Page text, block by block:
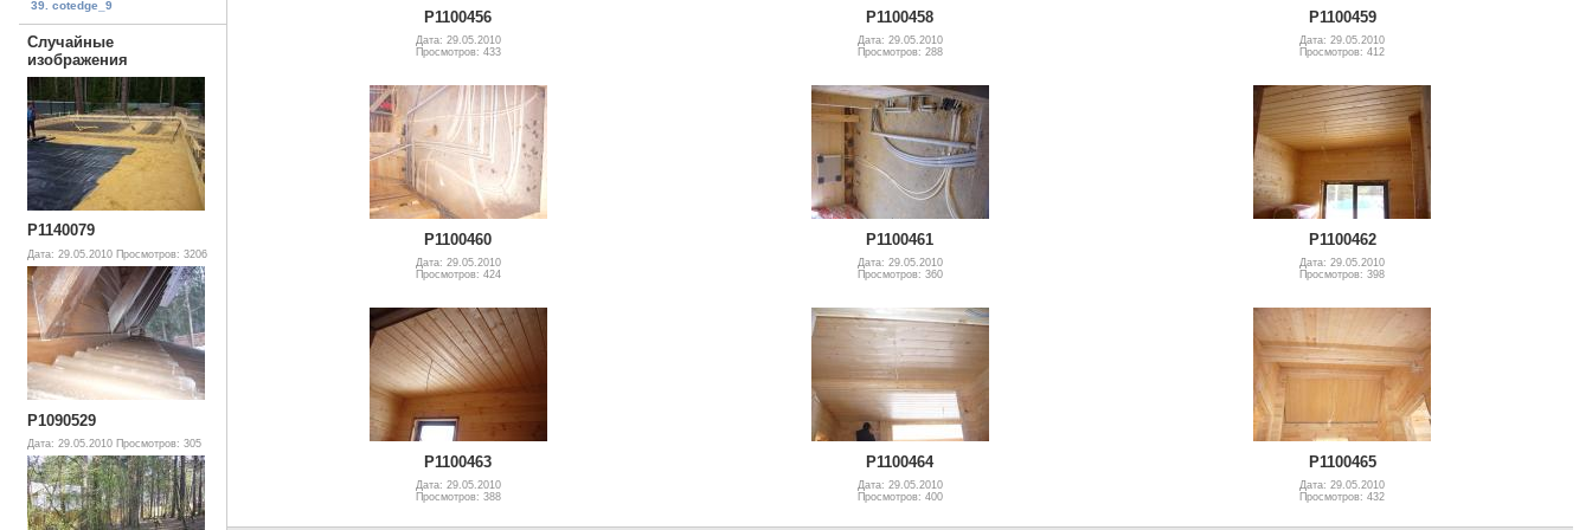
39. cotedge_9
Случайные
изображения
P1140079
Дата: 29.05.2010 Просмотров: 3206
P1090529
Дата: 29.05.2010 Просмотров: 305
P1100456
Дата: 29.05.2010
Просмотров: 433
P1100458
Дата: 29.05.2010
Просмотров: 288
P1100459
Дата: 29.05.2010
Просмотров: 412
P1100460
Дата: 29.05.2010
Просмотров: 424
P1100461
Дата: 29.05.2010
Просмотров: 360
P1100462
Дата: 29.05.2010
Просмотров: 398
P1100463
Дата: 29.05.2010
Просмотров: 388
P1100464
Дата: 29.05.2010
Просмотров: 400
P1100465
Дата: 29.05.2010
Просмотров: 432